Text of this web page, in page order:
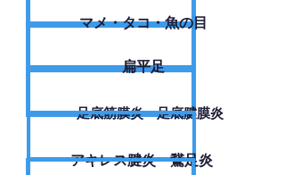
​マメ・タコ・魚の目
扁平足
足底筋膜炎・足底腱膜炎
アキレス腱炎・鵞足炎